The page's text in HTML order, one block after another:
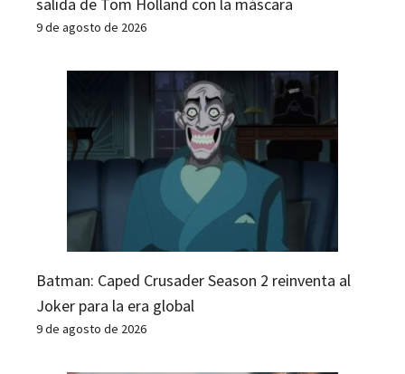
9 de agosto de 2026
Batman: Caped Crusader Season 2 reinventa al
Joker para la era global
9 de agosto de 2026